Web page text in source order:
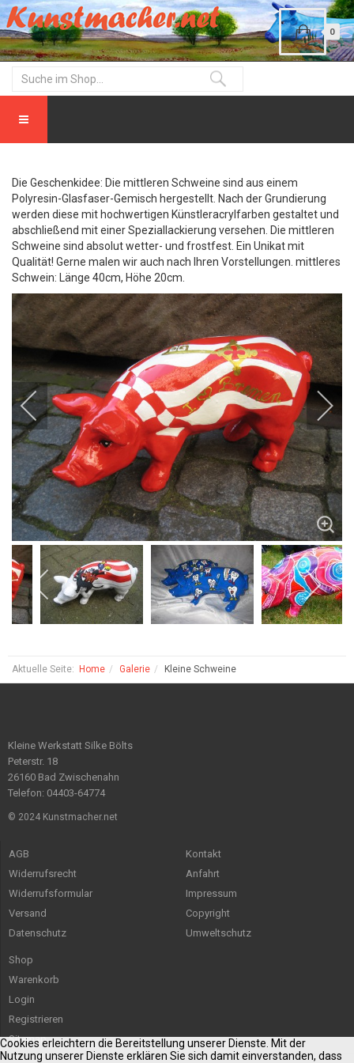
0
Die Geschenkidee: Die mittleren Schweine sind aus einem
Polyresin-Glasfaser-Gemisch hergestellt. Nach der Grundierung
werden diese mit hochwertigen Künstleracrylfarben gestaltet und
abschließend mit einer Speziallackierung versehen. Die mittleren
Schweine sind absolut wetter- und frostfest. Ein Unikat mit
Qualität! Gerne malen wir auch nach Ihren Vorstellungen. mittleres
Schwein: Länge 40cm, Höhe 20cm.
Aktuelle Seite: Home Galerie Kleine Schweine
Kleine Werkstatt Silke Bölts
Peterstr. 18
26160 Bad Zwischenahn
Telefon: 04403-64774
© 2024 Kunstmacher.net
AGB
Widerrufsrecht
Widerrufsformular
Versand
Datenschutz
Kontakt
Anfahrt
Impressum
Copyright
Umweltschutz
Shop
Warenkorb
Login
Registrieren
Sitemap
Cookies erleichtern die Bereitstellung unserer Dienste. Mit der
Nutzung unserer Dienste erklären Sie sich damit einverstanden, dass